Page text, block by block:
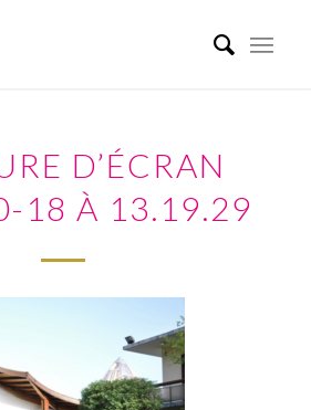
D’ÉCRAN
18 À 13.19.29